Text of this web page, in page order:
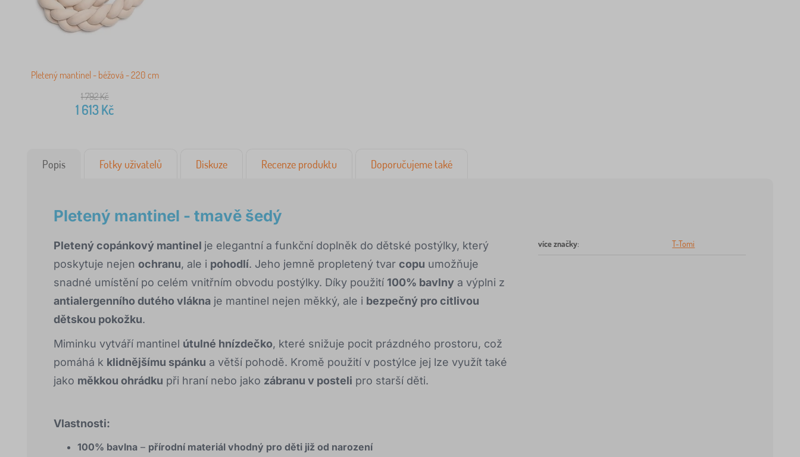
Pletený mantinel - béžová - 220 cm
1 792Kč
1 613Kč
Popis Fotky uživatelů Diskuze Recenze produktu Doporučujeme také
Pletený mantinel - tmavě šedý
Pletený copánkový mantinel je elegantní a funkční doplněk do dětské postýlky, který
poskytuje nejen ochranu, ale i pohodlí. Jeho jemně propletený tvar copu umožňuje
snadné umístění po celém vnitřním obvodu postýlky. Díky použití 100% bavlny a výplni z
antialergenního dutého vlákna je mantinel nejen měkký, ale i bezpečný pro citlivou
dětskou pokožku.
Miminku vytváří mantinel útulné hnízdečko, které snižuje pocit prázdného prostoru, což
pomáhá k klidnějšímu spánku a větší pohodě. Kromě použití v postýlce jej lze využít také
jako měkkou ohrádku při hraní nebo jako zábranu v posteli pro starší děti.
Vlastnosti:
100% bavlna – přírodní materiál vhodný pro děti již od narození
více značky: T-Tomi